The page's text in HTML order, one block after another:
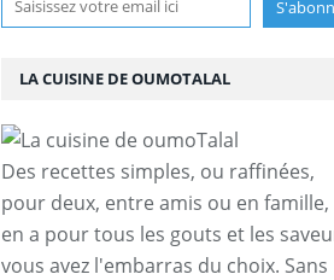
LA CUISINE DE OUMOTALAL
Des recettes simples, ou raffinées,
pour deux, entre amis ou en famille,
en a pour tous les gouts et les
vous avez l'embarras du choix. Sans